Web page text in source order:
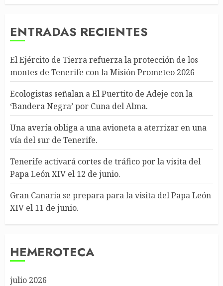
ENTRADAS RECIENTES
El Ejército de Tierra refuerza la protección de los
montes de Tenerife con la Misión Prometeo 2026
Ecologistas señalan a El Puertito de Adeje con la
‘Bandera Negra’ por Cuna del Alma.
Una avería obliga a una avioneta a aterrizar en una
vía del sur de Tenerife.
Tenerife activará cortes de tráfico por la visita del
Papa León XIV el 12 de junio.
Gran Canaria se prepara para la visita del Papa León
XIV el 11 de junio.
HEMEROTECA
julio 2026